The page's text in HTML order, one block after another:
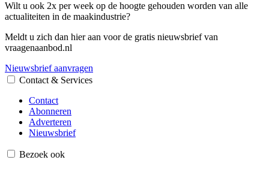
Wilt u ook 2x per week op de hoogte gehouden worden van alle
actualiteiten in de maakindustrie?
Meldt u zich dan hier aan voor de gratis nieuwsbrief van
vraagenaanbod.nl
Nieuwsbrief aanvragen
Contact & Services
Contact
Abonneren
Adverteren
Nieuwsbrief
Bezoek ook